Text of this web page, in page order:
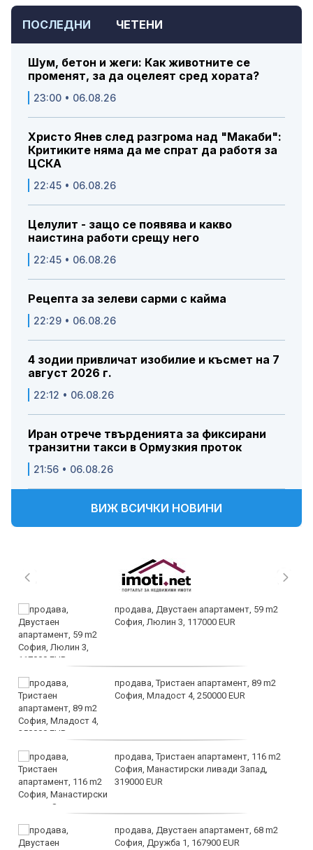
ПОСЛЕДНИ ЧЕТЕНИ
Шум, бетон и жеги: Как животните се
променят, за да оцелеят сред хората?
23:00 • 06.08.26
Христо Янев след разгрома над "Макаби":
Критиките няма да ме спрат да работя за
ЦСКА
22:45 • 06.08.26
Целулит - защо се появява и какво
наистина работи срещу него
22:45 • 06.08.26
Рецепта за зелеви сарми с кайма
22:29 • 06.08.26
4 зодии привличат изобилие и късмет на 7
август 2026 г.
22:12 • 06.08.26
Иран отрече твърденията за фиксирани
транзитни такси в Ормузкия проток
21:56 • 06.08.26
ВИЖ ВСИЧКИ НОВИНИ
продава, Двустаен апартамент, 59 m2
София, Люлин 3, 117000 EUR
продава, Тристаен апартамент, 89 m2
София, Младост 4, 250000 EUR
продава, Тристаен апартамент, 116 m2
София, Манастирски ливади Запад,
319000 EUR
продава, Двустаен апартамент, 68 m2
София, Дружба 1, 167900 EUR